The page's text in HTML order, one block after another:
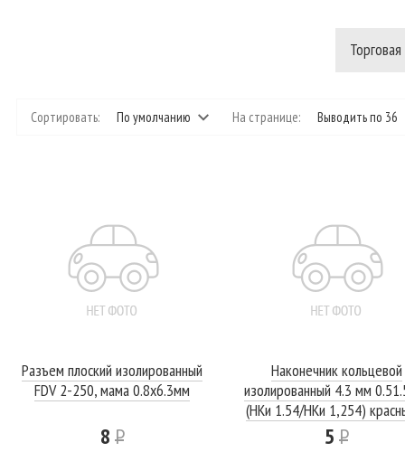
Сортировать: По умолчанию На странице: Выводить по 36
Разъем плоский изолированный
FDV 2-250, мама 0.8x6.3мм
8Р
Наконечник кольцевой
изолированный 4.3 мм
(НКи 1.54/НКи 1,254)
REXANT
5Р